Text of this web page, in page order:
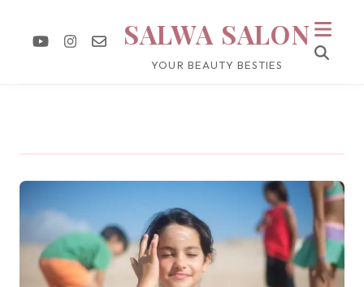
SALWA SALON
YOUR BEAUTY BESTIES